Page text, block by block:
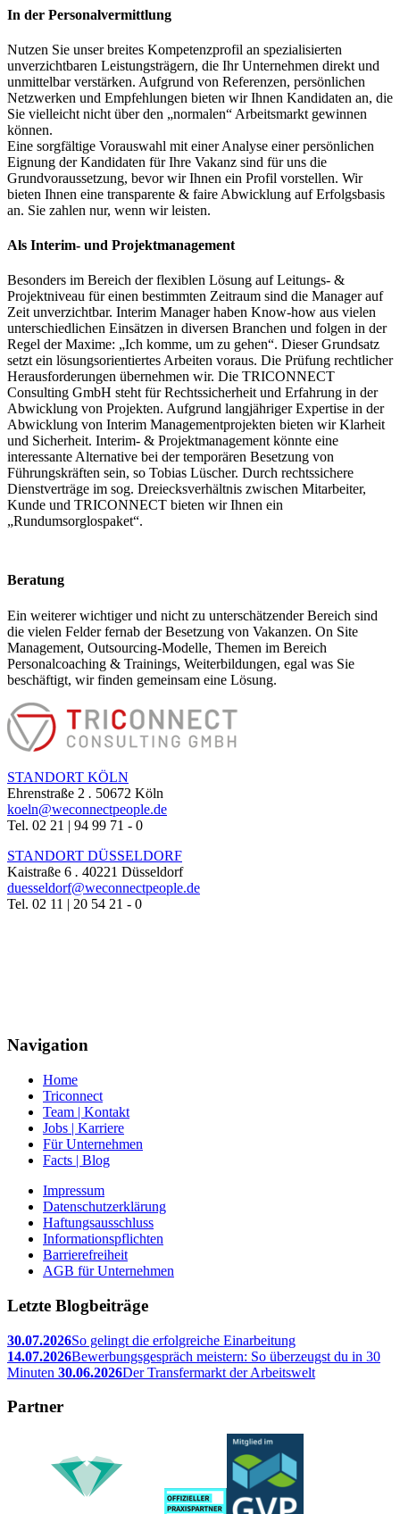
In der Personalvermittlung
Nutzen Sie unser breites Kompetenzprofil an spezialisierten
unverzichtbaren Leistungsträgern, die Ihr Unternehmen direkt und
unmittelbar verstärken. Aufgrund von Referenzen, persönlichen
Netzwerken und Empfehlungen bieten wir Ihnen Kandidaten an, die
Sie vielleicht nicht über den „normalen“ Arbeitsmarkt gewinnen
können.
Eine sorgfältige Vorauswahl mit einer Analyse einer persönlichen
Eignung der Kandidaten für Ihre Vakanz sind für uns die
Grundvoraussetzung, bevor wir Ihnen ein Profil vorstellen. Wir
bieten Ihnen eine transparente & faire Abwicklung auf Erfolgsbasis
an. Sie zahlen nur, wenn wir leisten.
Als Interim- und Projektmanagement
Besonders im Bereich der flexiblen Lösung auf Leitungs- &
Projektniveau für einen bestimmten Zeitraum sind die Manager auf
Zeit unverzichtbar. Interim Manager haben Know-how aus vielen
unterschiedlichen Einsätzen in diversen Branchen und folgen in der
Regel der Maxime: „Ich komme, um zu gehen“. Dieser Grundsatz
setzt ein lösungsorientiertes Arbeiten voraus. Die Prüfung rechtlicher
Herausforderungen übernehmen wir. Die TRICONNECT
Consulting GmbH steht für Rechtssicherheit und Erfahrung in der
Abwicklung von Projekten. Aufgrund langjähriger Expertise in der
Abwicklung von Interim Managementprojekten bieten wir Klarheit
und Sicherheit. Interim- & Projektmanagement könnte eine
interessante Alternative bei der temporären Besetzung von
Führungskräften sein, so Tobias Lüscher. Durch rechtssichere
Dienstverträge im sog. Dreiecksverhältnis zwischen Mitarbeiter,
Kunde und TRICONNECT bieten wir Ihnen ein
„Rundumsorglospaket“.
Beratung
Ein weiterer wichtiger und nicht zu unterschätzender Bereich sind
die vielen Felder fernab der Besetzung von Vakanzen. On Site
Management, Outsourcing-Modelle, Themen im Bereich
Personalcoaching & Trainings, Weiterbildungen, egal was Sie
beschäftigt, wir finden gemeinsam eine Lösung.
STANDORT KÖLN
Ehrenstraße 2 . 50672 Köln
koeln@weconnectpeople.de
Tel. 02 21 | 94 99 71 - 0
STANDORT DÜSSELDORF
Kaistraße 6 . 40221 Düsseldorf
duesseldorf@weconnectpeople.de
Tel. 02 11 | 20 54 21 - 0
Navigation
Home
Triconnect
Team | Kontakt
Jobs | Karriere
Für Unternehmen
Facts | Blog
Impressum
Datenschutzerklärung
Haftungsausschluss
Informationspflichten
Barrierefreiheit
AGB für Unternehmen
Letzte Blogbeiträge
30.07.2026So gelingt die erfolgreiche Einarbeitung
14.07.2026Bewerbungsgespräch meistern: So überzeugst du in 30
Minuten 30.06.2026Der Transfermarkt der Arbeitswelt
Partner